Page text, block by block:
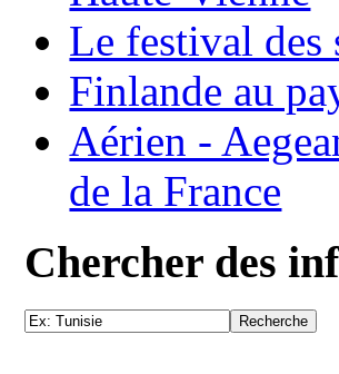
Le festival des
Finlande au
Aérien -
de la France
Chercher des